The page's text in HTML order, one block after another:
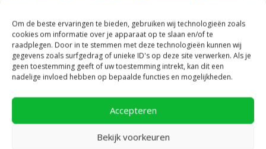
Om de beste ervaringen te bieden, gebruiken wij technologieën zoals
cookies om informatie over je apparaat op te slaan en/of te
raadplegen. Door in te stemmen met deze technologieën kunnen wij
gegevens zoals surfgedrag of unieke ID's op deze site verwerken. Als je
geen toestemming geeft of uw toestemming intrekt, kan dit een
nadelige invloed hebben op bepaalde functies en mogelijkheden.
Accepteren
Bekijk voorkeuren